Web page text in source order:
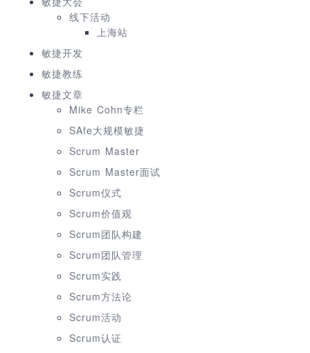
线下活动
上海站
敏捷开发
敏捷教练
敏捷文章
Mike Cohn专栏
SAfe大规模敏捷
Scrum Master
Scrum Master面试
Scrum仪式
Scrum价值观
Scrum团队构建
Scrum团队管理
Scrum实践
Scrum方法论
Scrum活动
Scrum认证